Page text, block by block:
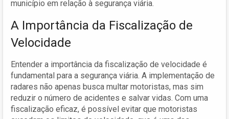
município em relação à segurança viária.
A Importância da Fiscalização de
Velocidade
Entender a importância da fiscalização de velocidade é
fundamental para a segurança viária. A implementação de
radares não apenas busca multar motoristas, mas sim
reduzir o número de acidentes e salvar vidas. Com uma
fiscalização eficaz, é possível evitar que motoristas